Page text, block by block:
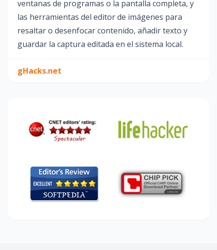
ventanas de programas o la pantalla completa, y
las herramientas del editor de imágenes para
resaltar o desenfocar contenido, añadir texto y
guardar la captura editada en el sistema local.
gHacks.net